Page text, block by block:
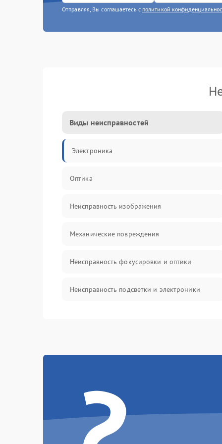
Отправляя, Вы соглашаетесь с политикой
Виды неисправностей
Электроника
Оптика
Неисправность изображения
Механические повреждения
Неисправность фокусировки и оптики
Неисправность подсветки и электроники
Управление
Корпус/Герметичность